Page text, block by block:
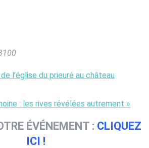
l’église du prieuré au château
: les rives révélées autrement »
ÉVÉNEMENT : CLIQUEZ
ICI !